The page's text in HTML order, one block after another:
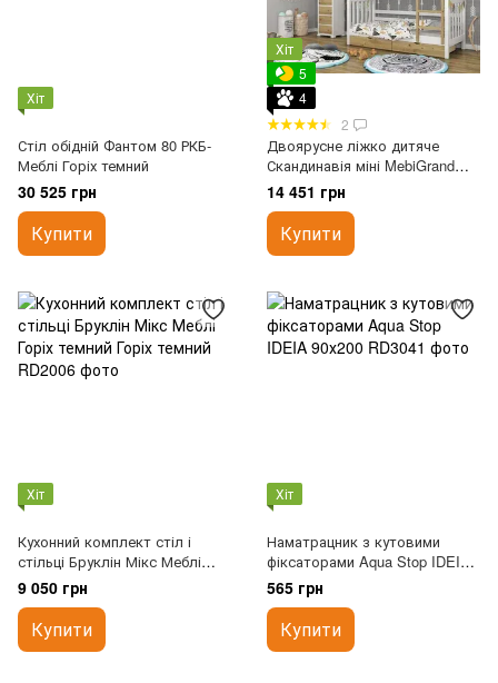
Хіт
Стіл обідній Фантом 80 РКБ-
Меблі Горіх темний
30 525 грн
Купити
Хіт
5
4
2
Двоярусне ліжко дитяче
Скандинавія міні MebiGrand
80х190 см Горіх темний
14 451 грн
Купити
Хіт
Кухонний комплект стіл і
стільці Бруклін Мікс Меблі
Горіх темний
9 050 грн
Купити
Хіт
Наматрацник з кутовими
фіксаторами Aqua Stop IDEIA
90х200
565 грн
Купити